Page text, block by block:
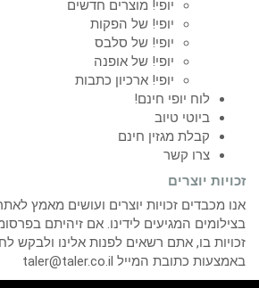
יופי! מוצרים חדשים
יופי! של הפקות
יופי! של סלבס
יופי! של אופנה
יופי! ארכיון כתבות
לוח יופי חינם!
ביוטי טיוב
קבלת מגזין חינם
צרו קשר
זכויות יוצרים
אנו מכבדים זכויות יוצרים ועושים מאמץ
בצילומים המגיעים לידינו. אם זיהיתם
זכויות בו, אתם רשאים לפנות אלינו ולבקש
באמצעות כתובת המייל taler@taler.co.il